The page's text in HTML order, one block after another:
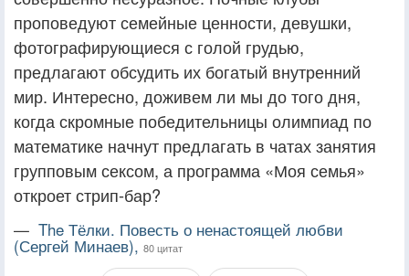
проповедуют семейные ценности, девушки,
фотографирующиеся с голой грудью,
предлагают обсудить их богатый внутренний
мир. Интересно, доживем ли мы до того дня,
когда скромные победительницы олимпиад по
математике начнут предлагать в чатах занятия
групповым сексом, а программа «Моя семья»
откроет стрип-бар?
— The Тёлки. Повесть о ненастоящей любви
(Сергей Минаев), 80 цитат